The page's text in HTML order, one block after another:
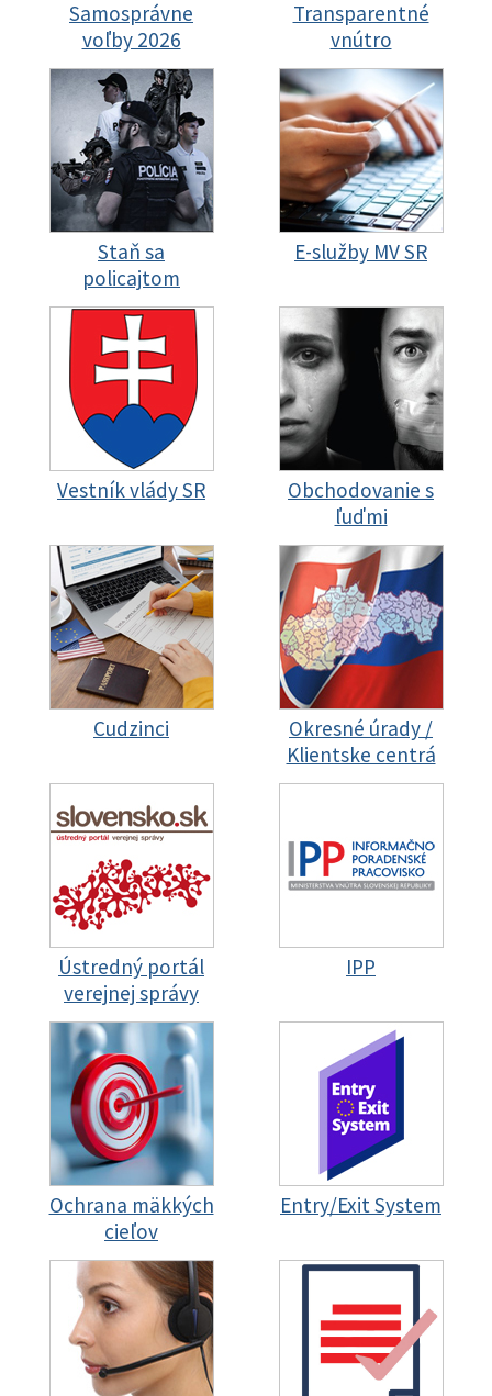
Samosprávne
voľby 2026
Transparentné
vnútro
Staň sa
policajtom
E-služby MV SR
Vestník vlády SR
Obchodovanie s
ľuďmi
Cudzinci
Okresné úrady /
Klientske centrá
Ústredný portál
verejnej správy
IPP
Ochrana mäkkých
cieľov
Entry/Exit System